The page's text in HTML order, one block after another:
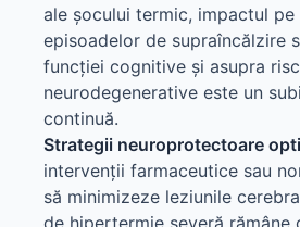
ale șocului termic, impactul pe
episoadelor de supraîncălzire
funcției cognitive și asupra
neurodegenerative este un
continuă.
Strategii neuroprotectoare
intervenții farmaceutice sau
să minimizeze leziunile
de hipertermie severă rămâne